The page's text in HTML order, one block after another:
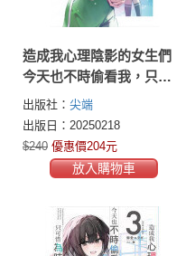
造成我心理陰影的女生們
今天也不時偷看我，只可
惜為時已晚(05)
出版社： 尖端
出版日：20250218
$240 優惠價204元
放入購物車